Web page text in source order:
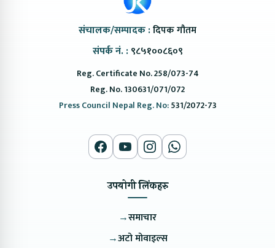
संचालक/सम्पादक :दिपक गौतम
संपर्क नं. : ९८५१००८६०९
Reg. Certificate No. 258/073-74
Reg. No. 130631/071/072
Press Council Nepal Reg. No:531/2072-73
उपयोगी लिंकहरु
→समाचार
→अटो मोवाइल्स